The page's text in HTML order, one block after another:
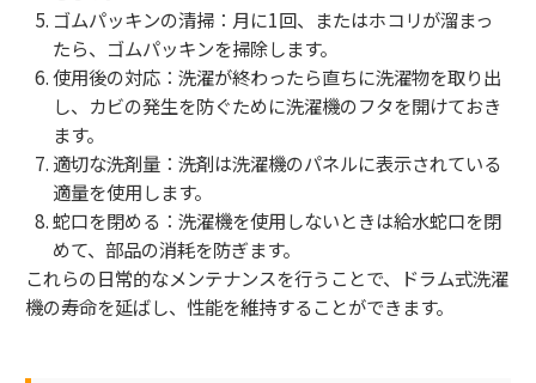
ゴムパッキンの清掃：月に1回、またはホコリが溜まっ
たら、ゴムパッキンを掃除します。
使用後の対応：洗濯が終わったら直ちに洗濯物を取り出
し、カビの発生を防ぐために洗濯機のフタを開けておき
ます。
適切な洗剤量：洗剤は洗濯機のパネルに表示されている
適量を使用します。
蛇口を閉める：洗濯機を使用しないときは給水蛇口を閉
めて、部品の消耗を防ぎます。
これらの日常的なメンテナンスを行うことで、ドラム式洗濯
機の寿命を延ばし、性能を維持することができます。